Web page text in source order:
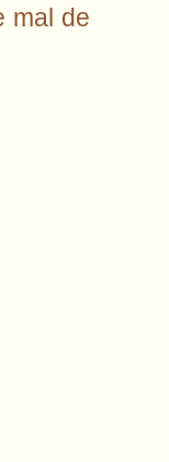
mal de